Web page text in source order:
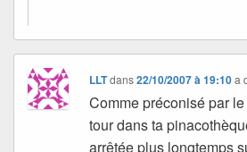
LLTdans22/10/2007 à 19:10 a
Comme préconisé par
tour dans ta
arrêtée plus longtemps